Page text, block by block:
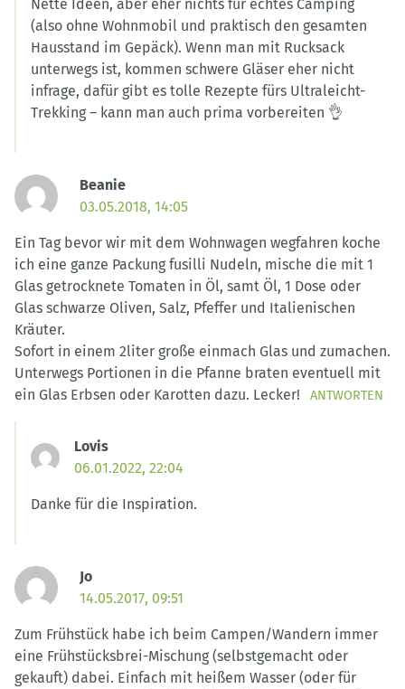
Nette Ideen, aber eher nichts für echtes Camping
(also ohne Wohnmobil und praktisch den gesamten
Hausstand im Gepäck). Wenn man mit Rucksack
unterwegs ist, kommen schwere Gläser eher nicht
infrage, dafür gibt es tolle Rezepte fürs Ultraleicht-
Trekking – kann man auch prima vorbereiten 👌
Beanie
03.05.2018, 14:05
Ein Tag bevor wir mit dem Wohnwagen wegfahren koche
ich eine ganze Packung fusilli Nudeln, mische die mit 1
Glas getrocknete Tomaten in Öl, samt Öl, 1 Dose oder
Glas schwarze Oliven, Salz, Pfeffer und Italienischen
Kräuter.
Sofort in einem 2liter große einmach Glas und zumachen.
Unterwegs Portionen in die Pfanne braten eventuell mit
ein Glas Erbsen oder Karotten dazu. Lecker!
ANTWORTEN
Lovis
06.01.2022, 22:04
Danke für die Inspiration.
Jo
14.05.2017, 09:51
Zum Frühstück habe ich beim Campen/Wandern immer
eine Frühstücksbrei-Mischung (selbstgemacht oder
gekauft) dabei. Einfach mit heißem Wasser (oder für